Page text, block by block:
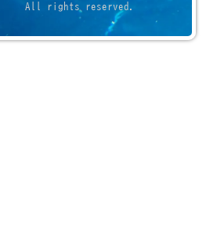
All rights reserved.